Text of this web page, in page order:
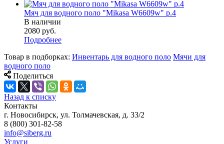
Мяч для водного поло "Mikasa W6609w" р.4
В наличии
2080 руб.
Подробнее
Товар в подборках: Инвентарь для водного поло Мячи для
водного поло
Поделиться
Назад к списку
Контакты
г. Новосибирск, ул. Толмачевская, д. 33/2
8 (800) 301-82-58
info@siberg.ru
Услуги